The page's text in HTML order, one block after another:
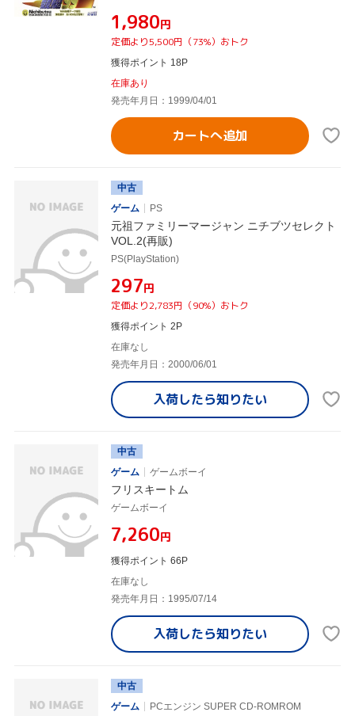
¥1,980円
定価より5,500円（73%）おトク
獲得ポイント 18P
在庫あり
発売年月日：1999/04/01
カートへ追加
中古
ゲーム
PS
元祖ファミリーマージャン ニチブツセレクト
VOL.2(再販)
PS(PlayStation)
¥297円
定価より2,783円（90%）おトク
獲得ポイント 2P
在庫なし
発売年月日：2000/06/01
入荷したら知りたい
中古
ゲーム
ゲームボーイ
フリスキートム
ゲームボーイ
¥7,260円
獲得ポイント 66P
在庫なし
発売年月日：1995/07/14
入荷したら知りたい
中古
ゲーム
PCエンジン SUPER CD-ROMROM